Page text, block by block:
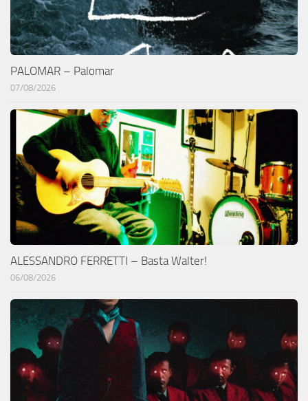
PALOMAR – Palomar
07/08/2026
ALESSANDRO FERRETTI – Basta Walter!
06/08/2026